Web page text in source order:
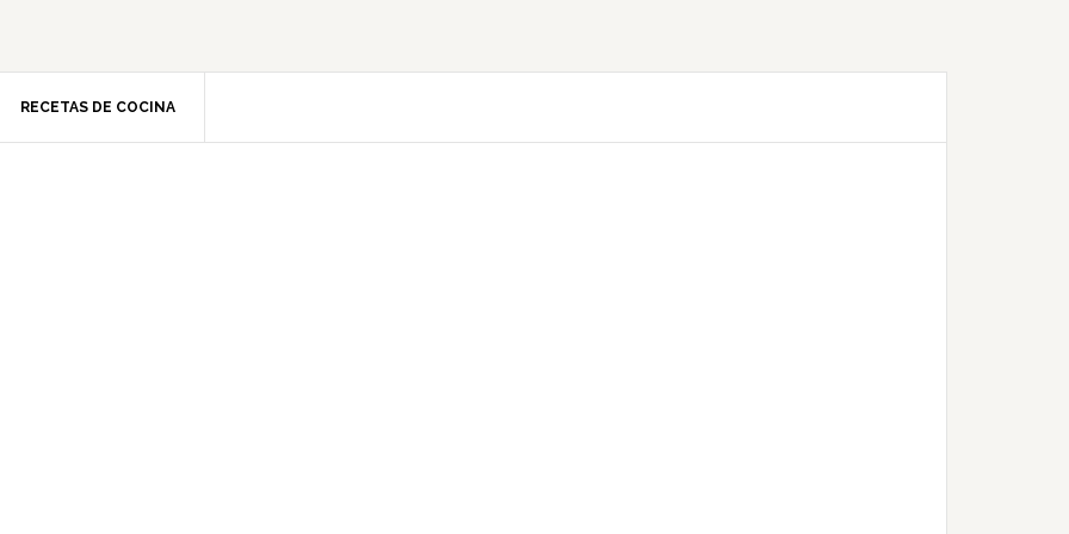
RECETAS DE COCINA